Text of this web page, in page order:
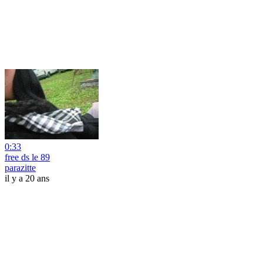
0:33
free ds le 89
parazitte
il y a 20 ans